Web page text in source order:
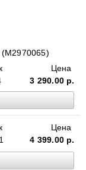
Цена
3 290.00 р.
Цена
4 399.00 р.